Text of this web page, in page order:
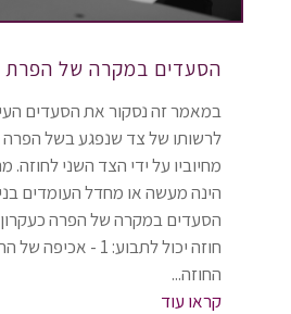
הסעדים במקרה של הפרת
במאמר זה נסקור את הסעדים
לרשותו של צד שנפגע בשל הפרה
מחיוביו על ידי הצד השני
הינה מעשה או מחדל העומדים
הסעדים במקרה של הפרה
החוזה...
קראו עוד